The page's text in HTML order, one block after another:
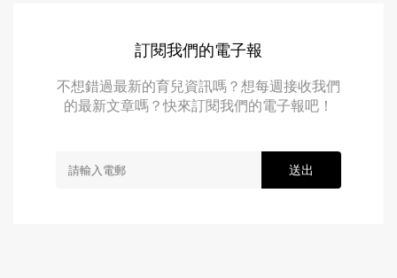
訂閱我們的電子報
不想錯過最新的育兒資訊嗎？想每週接收我們
的最新文章嗎？快來訂閱我們的電子報吧！
送出